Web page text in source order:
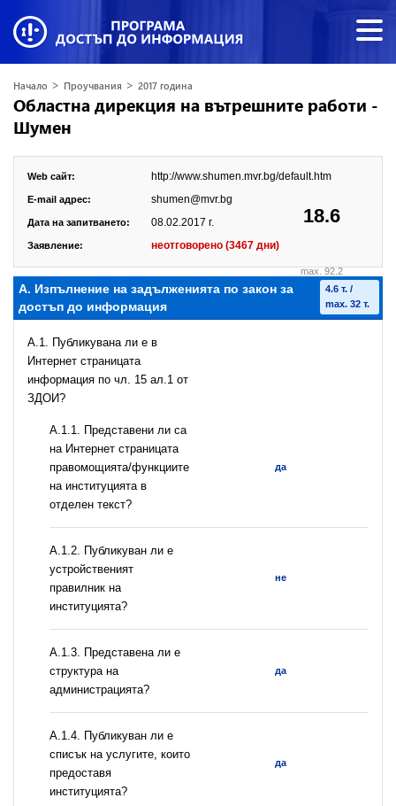
Начало > Проучвания > 2017 година
Областна дирекция на вътрешните работи -
Шумен
18.6
max. 92.2
Web сайт: http://www.shumen.mvr.bg/default.htm
E-mail адрес: shumen@mvr.bg
Дата на запитването: 08.02.2017 г.
Заявление: неотговорено (3467 дни)
А. Изпълнение на задълженията по закон за
достъп до информация
4.6 т. /
max. 32 т.
A.1. Публикувана ли е в
Интернет страницата
информация по чл. 15 ал.1 от
ЗДОИ?
А.1.1. Представени ли са
на Интернет страницата
правомощията/функциите
на институцията в
отделен текст?
да
А.1.2. Публикуван ли е
устройственият
правилник на
институцията?
не
A.1.3. Представена ли е
структура на
администрацията?
да
А.1.4. Публикуван ли е
списък на услугите, които
предоставя
институцията?
да